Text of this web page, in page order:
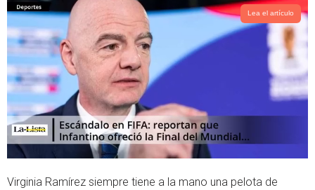
t
e
r
s
a
p
p
Lea el artículo
Virginia Ramírez siempre tiene a la mano una pelota de